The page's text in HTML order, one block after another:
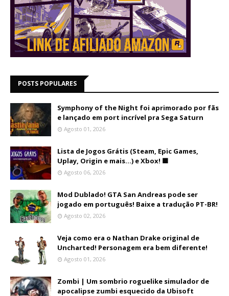
POSTS POPULARES
Symphony of the Night foi aprimorado por fãs
e lançado em port incrível pra Sega Saturn
Agosto 01, 2026
Lista de Jogos Grátis (Steam, Epic Games,
Uplay, Origin e mais...) e Xbox! 🟩
Agosto 06, 2026
Mod Dublado! GTA San Andreas pode ser
jogado em português! Baixe a tradução PT-BR!
Agosto 02, 2026
Veja como era o Nathan Drake original de
Uncharted! Personagem era bem diferente!
Agosto 01, 2026
Zombi | Um sombrio roguelike simulador de
apocalipse zumbi esquecido da Ubisoft